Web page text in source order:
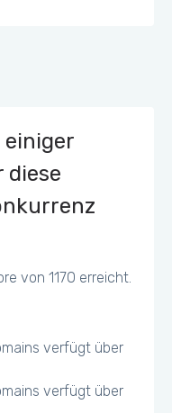
von 1170 erreicht.
verfügt über
verfügt über